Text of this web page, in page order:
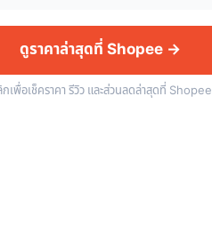
ดูราคาล่าสุดที่ Shopee →
เพื่อเช็คราคา รีวิว และส่วนลดล่าสุดที่ Shopee